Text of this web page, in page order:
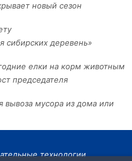
новый сезон
сибирских деревень»
елки на корм животным
председателя
вывоза мусора из дома или
технологии